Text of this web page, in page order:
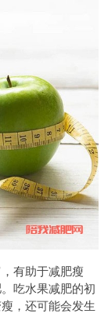
有助于减肥瘦
吃水果减肥的初
，还可能会发生